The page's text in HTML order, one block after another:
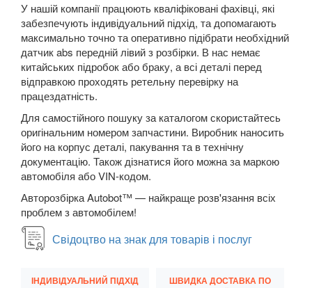
FORD keyboard_arrow_down
HONDA keyboard_arrow_down
HYUNDAI
JAGUAR
JEEP
KIA
LANCIA
LAND ROVER
LEXUS
У нашій компанії працюють кваліфіковані фахівці, які
забезпечують індивідуальний підхід, та допомагають
максимально точно та оперативно підібрати необхідний
датчик abs передній лівий з розбірки. В нас немає
китайських підробок або браку, а всі деталі перед
відправкою проходять ретельну перевірку на
працездатність.
Для самостійного пошуку за каталогом скористайтесь
оригінальним номером запчастини. Виробник наносить
його на корпус деталі, пакування та в технічну
документацію. Також дізнатися його можна за маркою
автомобіля або VIN-кодом.
Авторозбірка Autobot™ — найкраще розв'язання всіх
проблем з автомобілем!
Свідоцтво на знак для товарів і послуг
ІНДИВІДУАЛЬНИЙ ПІДХІД
ШВИДКА ДОСТАВКА ПО